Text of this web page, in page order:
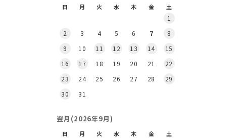
日 月 火 水 木 金 土
1
2
3 4 5 6 7
8
9
10 11 12 13 14
15
16
17 18 19 20 21
22
23
24 25 26 27 28
29
30
31
翌月(2026年9月)
日 月 火 水 木 金 土